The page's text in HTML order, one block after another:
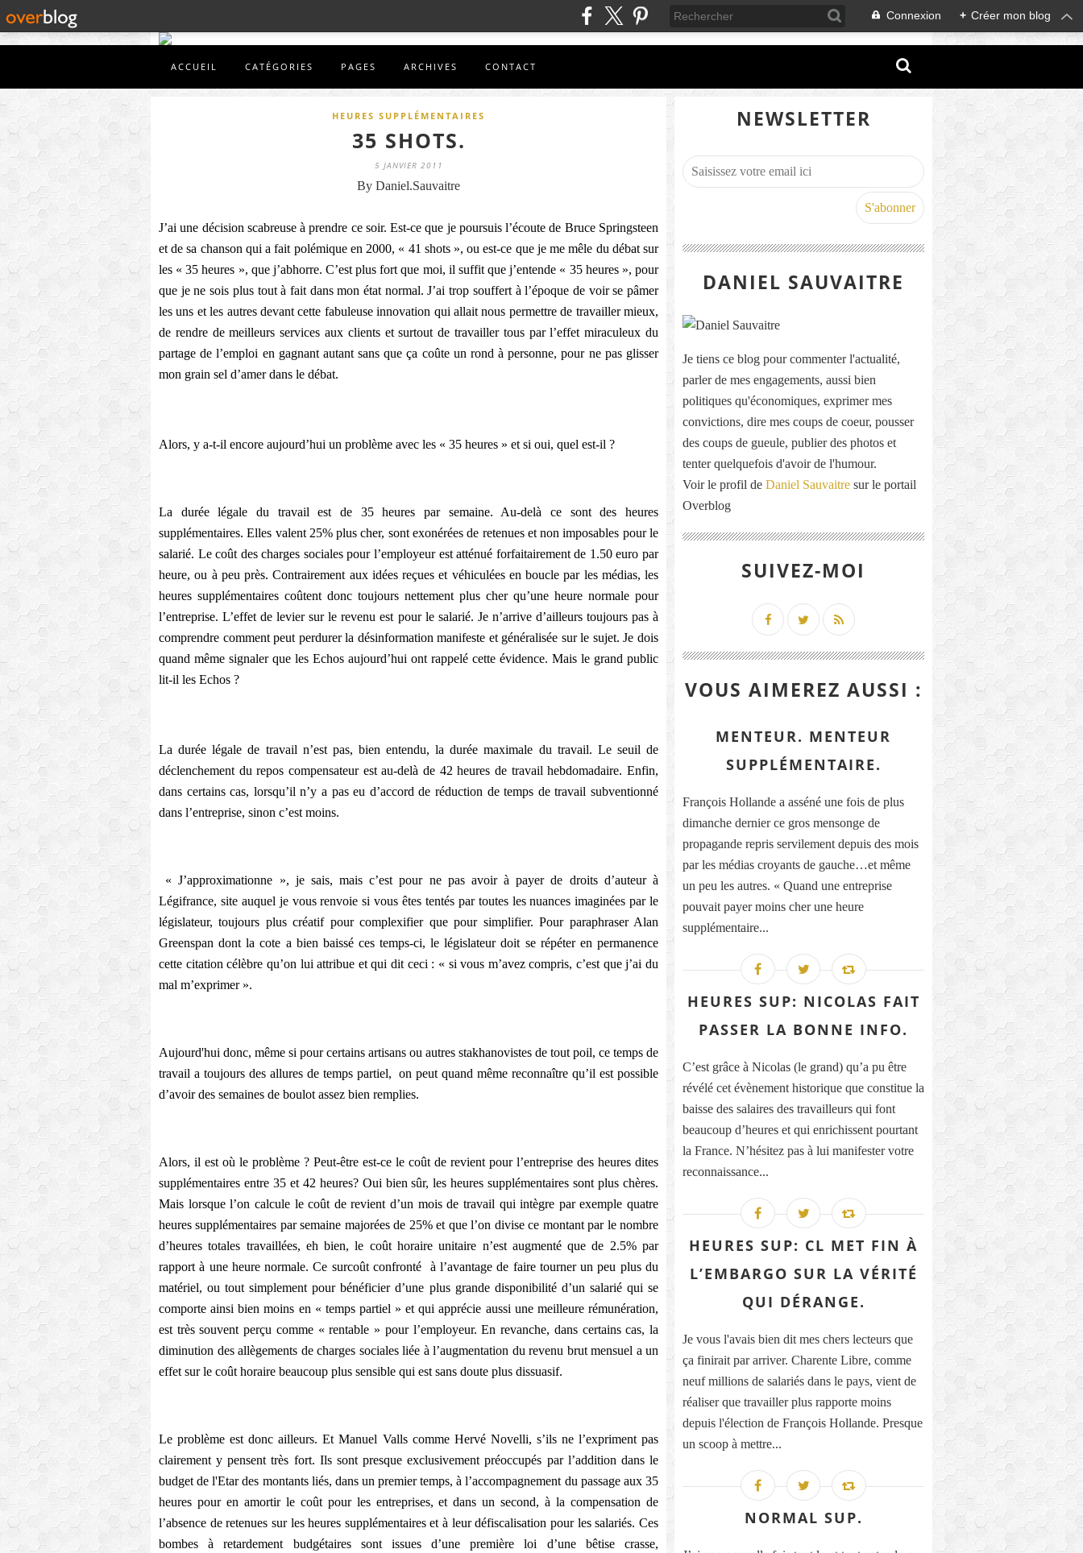
Connexion + Créer mon blog
ACCUEIL CATÉGORIES PAGES ARCHIVES CONTACT
HEURES SUPPLÉMENTAIRES
35 SHOTS.
5 JANVIER 2011
By Daniel.Sauvaitre
J’ai une décision scabreuse à prendre ce soir. Est-ce que je poursuis l’écoute de Bruce Springsteen
et de sa chanson qui a fait polémique en 2000, « 41 shots », ou est-ce que je me mêle du débat sur
les « 35 heures », que j’abhorre. C’est plus fort que moi, il suffit que j’entende « 35 heures », pour
que je ne sois plus tout à fait dans mon état normal. J’ai trop souffert à l’époque de voir se pâmer
les uns et les autres devant cette fabuleuse innovation qui allait nous permettre de travailler mieux,
de rendre de meilleurs services aux clients et surtout de travailler tous par l’effet miraculeux du
partage de l’emploi en gagnant autant sans que ça coûte un rond à personne, pour ne pas glisser
mon grain sel d’amer dans le débat.
Alors, y a-t-il encore aujourd’hui un problème avec les « 35 heures » et si oui, quel est-il ?
La durée légale du travail est de 35 heures par semaine. Au-delà ce sont des heures
supplémentaires. Elles valent 25% plus cher, sont exonérées de retenues et non imposables pour le
salarié. Le coût des charges sociales pour l’employeur est atténué forfaitairement de 1.50 euro par
heure, ou à peu près. Contrairement aux idées reçues et véhiculées en boucle par les médias, les
heures supplémentaires coûtent donc toujours nettement plus cher qu’une heure normale pour
l’entreprise. L’effet de levier sur le revenu est pour le salarié. Je n’arrive d’ailleurs toujours pas à
comprendre comment peut perdurer la désinformation manifeste et généralisée sur le sujet. Je dois
quand même signaler que les Echos aujourd’hui ont rappelé cette évidence. Mais le grand public
lit-il les Echos ?
La durée légale de travail n’est pas, bien entendu, la durée maximale du travail. Le seuil de
déclenchement du repos compensateur est au-delà de 42 heures de travail hebdomadaire. Enfin,
dans certains cas, lorsqu’il n’y a pas eu d’accord de réduction de temps de travail subventionné
dans l’entreprise, sinon c’est moins.
« J’approximationne », je sais, mais c’est pour ne pas avoir à payer de droits d’auteur à
Légifrance, site auquel je vous renvoie si vous êtes tentés par toutes les nuances imaginées par le
législateur, toujours plus créatif pour complexifier que pour simplifier. Pour paraphraser Alan
Greenspan dont la cote a bien baissé ces temps-ci, le législateur doit se répéter en permanence
cette citation célèbre qu’on lui attribue et qui dit ceci : « si vous m’avez compris, c’est que j’ai du
mal m’exprimer ».
Aujourd'hui donc, même si pour certains artisans ou autres stakhanovistes de tout poil, ce temps de
travail a toujours des allures de temps partiel, on peut quand même reconnaître qu’il est possible
d’avoir des semaines de boulot assez bien remplies.
Alors, il est où le problème ? Peut-être est-ce le coût de revient pour l’entreprise des heures dites
supplémentaires entre 35 et 42 heures? Oui bien sûr, les heures supplémentaires sont plus chères.
Mais lorsque l’on calcule le coût de revient d’un mois de travail qui intègre par exemple quatre
heures supplémentaires par semaine majorées de 25% et que l’on divise ce montant par le nombre
d’heures totales travaillées, eh bien, le coût horaire unitaire n’est augmenté que de 2.5% par
rapport à une heure normale. Ce surcoût confronté
à l’avantage de faire tourner un peu plus du
matériel, ou tout simplement pour bénéficier d’une plus grande disponibilité d’un salarié qui se
comporte ainsi bien moins en « temps partiel » et qui apprécie aussi une meilleure rémunération,
est très souvent perçu comme « rentable » pour l’employeur. En revanche, dans certains cas, la
diminution des allègements de charges sociales liée à l’augmentation du revenu brut mensuel a un
effet sur le coût horaire beaucoup plus sensible qui est sans doute plus dissuasif.
Le problème est donc ailleurs. Et Manuel Valls comme Hervé Novelli, s’ils ne l’expriment pas
clairement y pensent très fort. Ils sont presque exclusivement préoccupés par l’addition dans le
budget de l'Etar des montants liés, dans un premier temps, à l’accompagnement du passage aux 35
heures pour en amortir le coût pour les entreprises, et dans un second, à la compensation de
l’absence de retenues sur les heures supplémentaires et à leur défiscalisation pour les salariés. Ces
bombes à retardement budgétaires sont issues d’une première loi d’une bêtise crasse,
NEWSLETTER
DANIEL SAUVAITRE
Je tiens ce blog pour commenter l'actualité,
parler de mes engagements, aussi bien
politiques qu'économiques, exprimer mes
convictions, dire mes coups de coeur, pousser
des coups de gueule, publier des photos et
tenter quelquefois d'avoir de l'humour.
Voir le profil de Daniel Sauvaitre sur le portail
Overblog
SUIVEZ-MOI
VOUS AIMEREZ AUSSI :
MENTEUR. MENTEUR
SUPPLÉMENTAIRE.
François Hollande a asséné une fois de plus
dimanche dernier ce gros mensonge de
propagande repris servilement depuis des mois
par les médias croyants de gauche…et même
un peu les autres. « Quand une entreprise
pouvait payer moins cher une heure
supplémentaire...
HEURES SUP: NICOLAS FAIT
PASSER LA BONNE INFO.
C’est grâce à Nicolas (le grand) qu’a pu être
révélé cet évènement historique que constitue la
baisse des salaires des travailleurs qui font
beaucoup d’heures et qui enrichissent pourtant
la France. N’hésitez pas à lui manifester votre
reconnaissance...
HEURES SUP: CL MET FIN À
L’EMBARGO SUR LA VÉRITÉ
QUI DÉRANGE.
Je vous l'avais bien dit mes chers lecteurs que
ça finirait par arriver. Charente Libre, comme
neuf millions de salariés dans le pays, vient de
réaliser que travailler plus rapporte moins
depuis l'élection de François Hollande. Presque
un scoop à mettre...
NORMAL SUP.